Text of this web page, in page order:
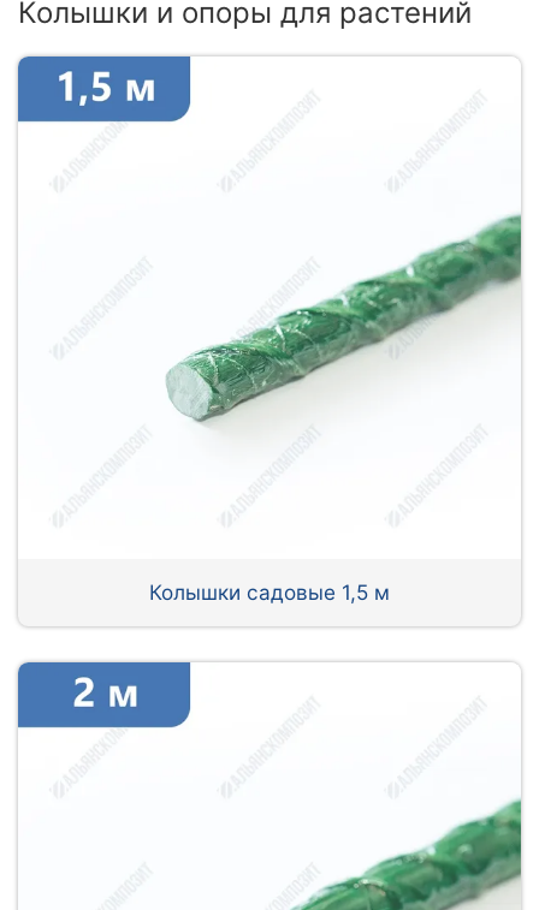
Колышки и опоры для растений
Колышки садовые 1,5 м